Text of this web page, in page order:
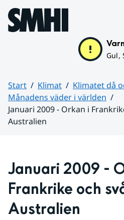
Hoppa till sidans innehåll
Gul,
Start Klimat
Klimatet då
Månadens väder i världen
Januari 2009 - Orkan i
Australien
Januari 2009 -
Frankrike och
Australien